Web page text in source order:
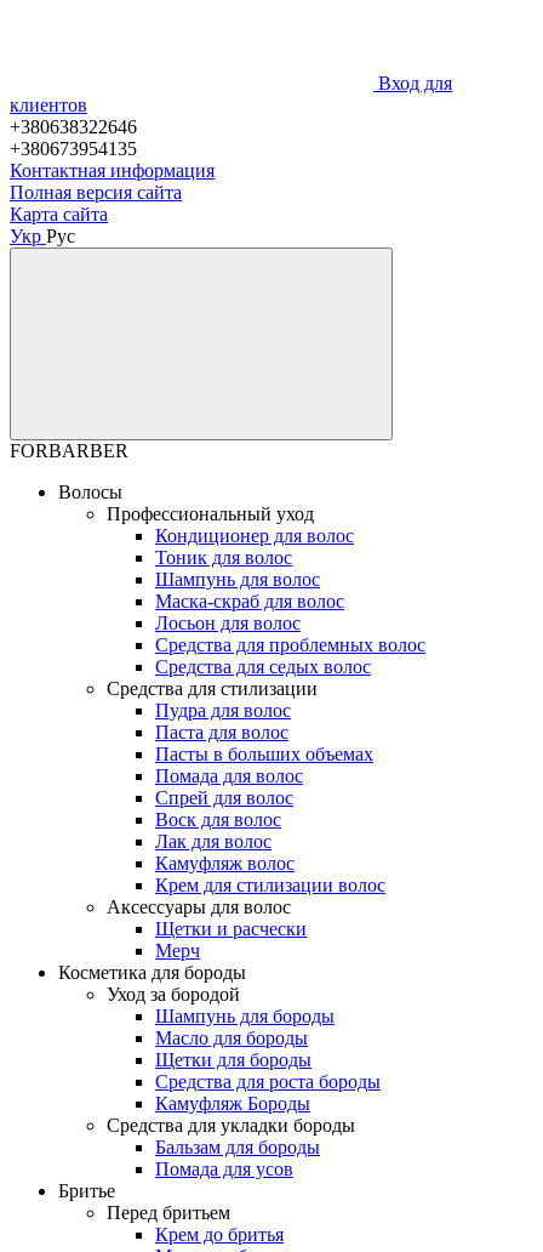
Вход для
клиентов
+380638322646
+380673954135
Контактная информация
Полная версия сайта
Карта сайта
Укр Рус
FORBARBER
Волосы
Профессиональный уход
Кондиционер для волос
Тоник для волос
Шампунь для волос
Маска-скраб для волос
Лосьон для волос
Средства для проблемных волос
Средства для седых волос
Средства для стилизации
Пудра для волос
Паста для волос
Пасты в больших объемах
Помада для волос
Спрей для волос
Воск для волос
Лак для волос
Камуфляж волос
Крем для стилизации волос
Аксессуары для волос
Щетки и расчески
Мерч
Косметика для бороды
Уход за бородой
Шампунь для бороды
Масло для бороды
Щетки для бороды
Средства для роста бороды
Камуфляж Бороды
Средства для укладки бороды
Бальзам для бороды
Помада для усов
Бритье
Перед бритьем
Крем до бритья